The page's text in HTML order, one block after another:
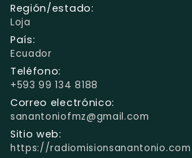
Región/estado:
Loja
País:
Ecuador
Teléfono:
+593 99 134 8188
Correo electrónico:
sanantoniofmz@gmail.com
Sitio web:
https://